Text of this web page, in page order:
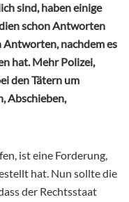
sind, haben einige
schon Antworten
Antworten, nachdem es
hat. Mehr Polizei,
den Tätern um
Abschieben,
ist eine Forderung,
hat. Nun sollte die
der Rechtsstaat